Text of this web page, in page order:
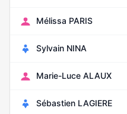
Mélissa PARIS
Sylvain NINA
Marie-Luce ALAUX
Sébastien LAGIERE